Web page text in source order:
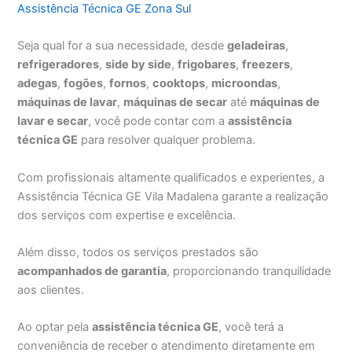
Assistência Técnica GE Zona Sul
Seja qual for a sua necessidade, desdegeladeiras,
refrigeradores,side by side,frigobares,freezers,
adegas,fogões,fornos,cooktops, microondas,
máquinas de lavar, máquinas de secar até máquinas de
lavar e secar, você pode contar com aassistência
técnica GE para resolver qualquer problema.
Com profissionais altamente qualificados e experientes, a
Assistência Técnica GE Vila Madalena garante a realização
dos serviços com expertise e excelência.
Além disso, todos os serviços prestados são
acompanhados de garantia, proporcionando tranquilidade
aos clientes.
Ao optar pelaassistência técnica GE, você terá a
conveniência de receber o atendimento diretamente em